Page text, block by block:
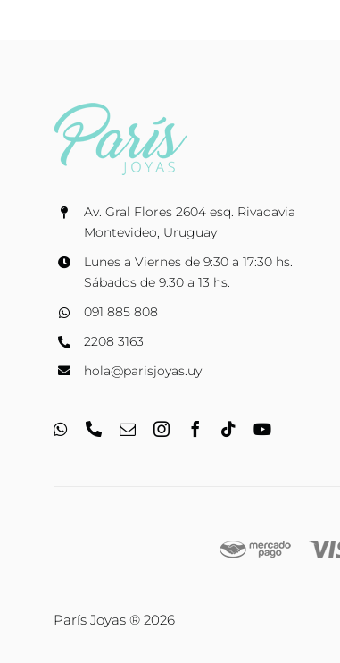
Av. Gral Flores 2604 esq. Rivadavia
Montevideo, Uruguay
Lunes a Viernes de 9:30 a 17:30 hs.
Sábados de 9:30 a 13 hs.
091 885 808
2208 3163
hola@parisjoyas.uy
París Joyas ® 2026